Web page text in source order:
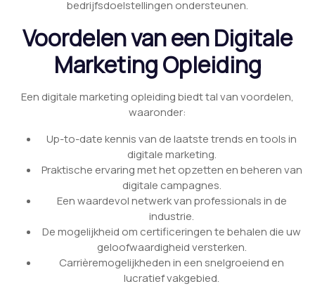
bedrijfsdoelstellingen ondersteunen.
Voordelen van een Digitale
Marketing Opleiding
Een digitale marketing opleiding biedt tal van voordelen,
waaronder:
Up-to-date kennis van de laatste trends en tools in
digitale marketing.
Praktische ervaring met het opzetten en beheren van
digitale campagnes.
Een waardevol netwerk van professionals in de
industrie.
De mogelijkheid om certificeringen te behalen die uw
geloofwaardigheid versterken.
Carrièremogelijkheden in een snelgroeiend en
lucratief vakgebied.